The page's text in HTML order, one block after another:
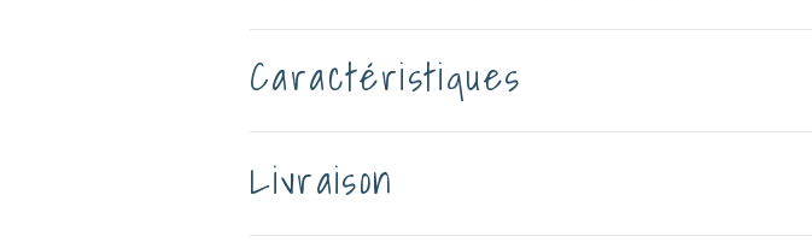
Caractéristiques
Livraison